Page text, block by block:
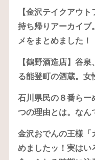
【金沢テイクアウ
持ち帰りアーカイブ
メをまとめました！
【鶴野酒造店】谷
る能登町の酒蔵。女
石川県民の８番らー
つの理由とは。なん
金沢おでんの王様「
めましたッ！実はい